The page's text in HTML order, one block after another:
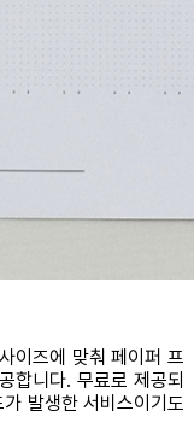
이즈에 맞춰 페이퍼 프
합니다. 무료로 제공되
발생한 서비스이기도